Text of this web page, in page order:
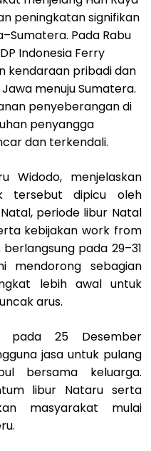
peningkatan signifikan
Pada Rabu
Indonesia Ferry
kendaraan pribadi dan
menuju Sumatera.
penyeberangan di
penyangga
dan terkendali.
Widodo, menjelaskan
tersebut dipicu oleh
periode libur Natal
kebijakan work from
pada 29–31
mendorong sebagian
lebih awal untuk
arus.
pada 25 Desember
jasa untuk pulang
bersama keluarga.
libur Nataru serta
masyarakat mulai